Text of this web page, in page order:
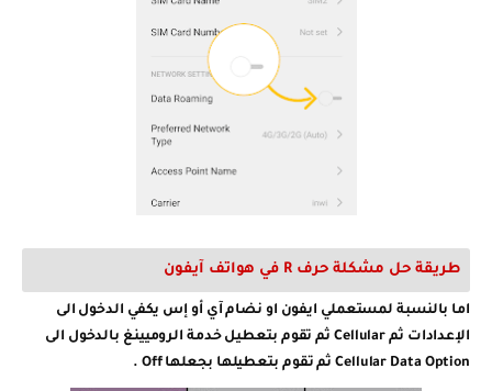
طريقة حل مشكلة حرف R في هواتف آيفون
اما بالنسبة لمستعملي ايفون او نضام آي أو إس يكفي الدخول الى
الإعدادات ثم Cellular ثم تقوم بتعطيل خدمة الروميينغ بالدخول الى
Cellular Data Option ثم تقوم بتعطيلها بجعلها Off .